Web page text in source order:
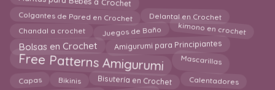
Colgantes de Pared en Crochet Delantal en Crochet
Chandal a crochet Juegos de Baño kimono en crochet
Bolsas en Crochet Amigurumi para Principiantes
Free Patterns Amigurumi Mascarillas
Capas Bikinis Bisutería en Crochet Calentadores